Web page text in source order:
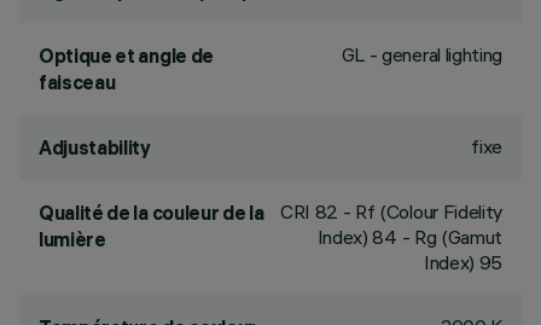
Optique et angle de
faisceau
GL - general lighting
Adjustability fixe
Qualité de la couleur de la
lumière
CRI 82 - Rf (Colour Fidelity
Index) 84 - Rg (Gamut
Index) 95